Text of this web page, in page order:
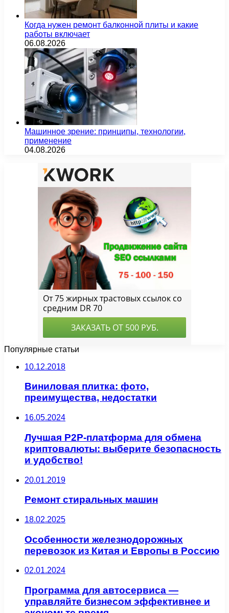
Когда нужен ремонт балконной плиты и какие
работы включает
06.08.2026
Машинное зрение: принципы, технологии,
применение
04.08.2026
Популярные статьи
10.12.2018
Виниловая плитка: фото,
преимущества, недостатки
16.05.2024
Лучшая P2P-платформа для обмена
криптовалюты: выберите безопасность
и удобство!
20.01.2019
Ремонт стиральных машин
18.02.2025
Особенности железнодорожных
перевозок из Китая и Европы в Россию
02.01.2024
Программа для автосервиса —
управляйте бизнесом эффективнее и